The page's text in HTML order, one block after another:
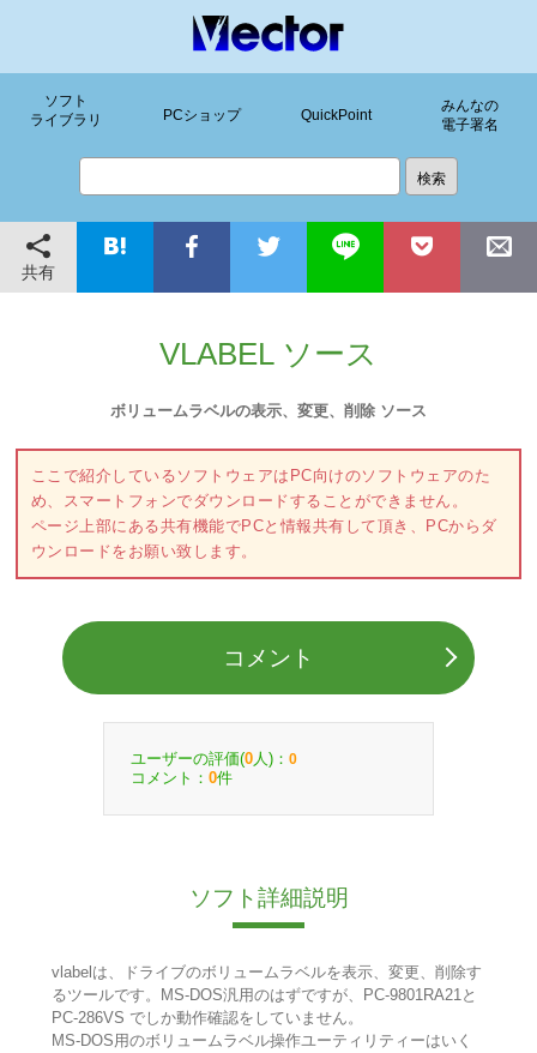
ソフト
ライブラリ
PCショップ QuickPoint
みんなの
電子署名
共有
VLABEL ソース
ボリュームラベルの表示、変更、削除 ソース
ここで紹介しているソフトウェアはPC向けのソフトウェアのた
め、スマートフォンでダウンロードすることができません。
ページ上部にある共有機能でPCと情報共有して頂き、PCからダ
ウンロードをお願い致します。
コメント
ユーザーの評価(0 人)： 0
コメント： 0件
ソフト詳細説明
vlabelは、ドライブのボリュームラベルを表示、変更、削除す
るツールです。MS-DOS汎用のはずですが、PC-9801RA21と
PC-286VS でしか動作確認をしていません。
MS-DOS用のボリュームラベル操作ユーティリティーはいく